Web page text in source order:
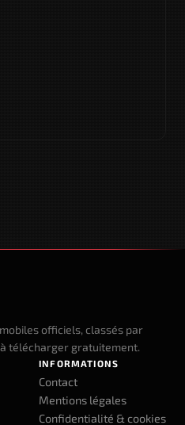
officiels, classés par
télécharger gratuitement.
INFORMATIONS
Contact
Mentions légales
Confidentialité & cookies